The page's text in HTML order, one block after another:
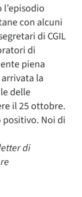
con alcuni
di CGIL
di
piena
la
delle
il 25 ottobre.
Noi di
di